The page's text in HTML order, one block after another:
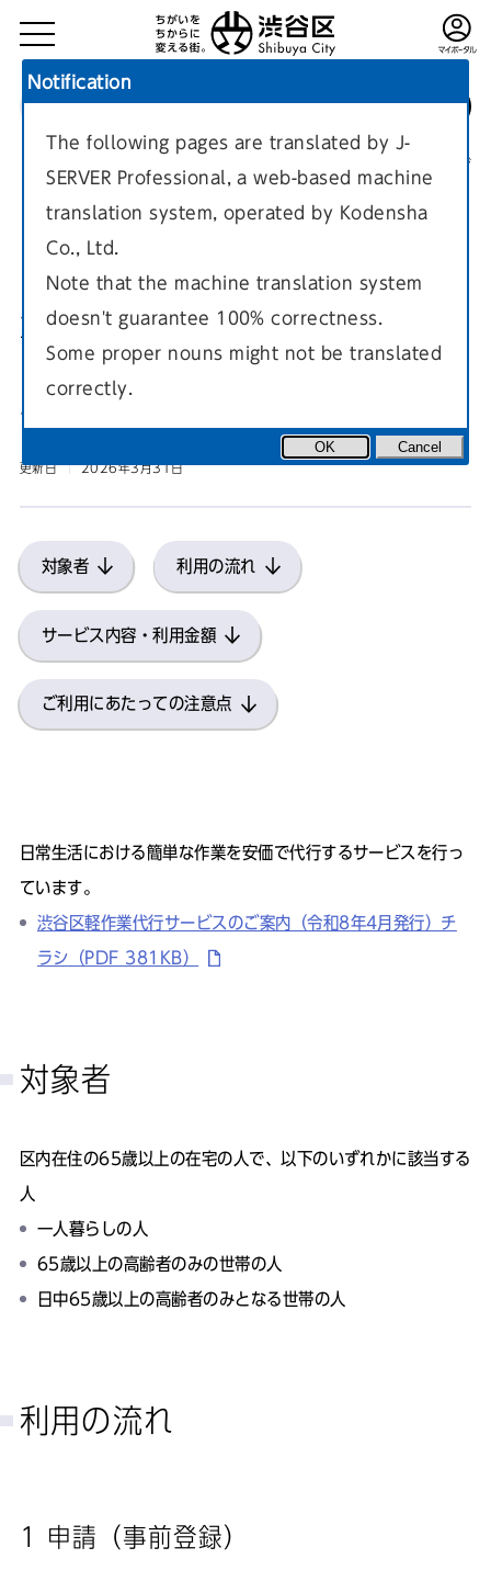
現在のページ
軽作業代行サービス
日常生活における簡単な作業を安価で代行するサービスを行っ
ています。
更新日 2026年3月31日
対象者 利用の流れ
サービス内容・利用金額
ご利用にあたっての注意点
日常生活における簡単な作業を安価で代行するサービスを行っ
ています。
渋谷区軽作業代行サービスのご案内（令和8年4月発行）チ
ラシ（PDF 381KB）
対象者
区内在住の65歳以上の在宅の人で、以下のいずれかに該当する
人
一人暮らしの人
65歳以上の高齢者のみの世帯の人
日中65歳以上の高齢者のみとなる世帯の人
利用の流れ
1 申請（事前登録）
Notification
The following pages are translated by J-
SERVER Professional, a web-based machine
translation system, operated by Kodensha
Co., Ltd.
Note that the machine translation system
doesn't guarantee 100% correctness.
Some proper nouns might not be translated
correctly.
OK Cancel